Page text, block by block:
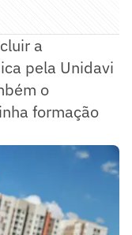
a
pela Unidavi
o
formação